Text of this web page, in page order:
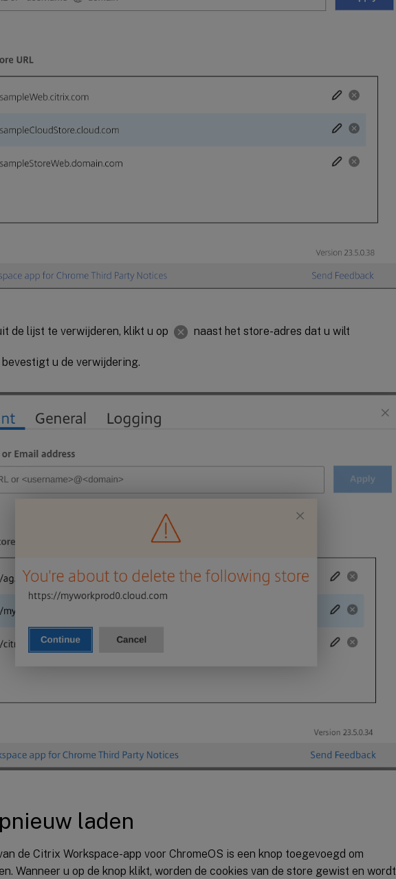
de lijst te verwijderen, klikt u op naast het store-adres dat u wilt
u de verwijdering.
laden
de Citrix Workspace-app voor ChromeOS is een knop toegevoegd om
Wanneer u op de knop klikt, worden de cookies van de store gewist en wordt